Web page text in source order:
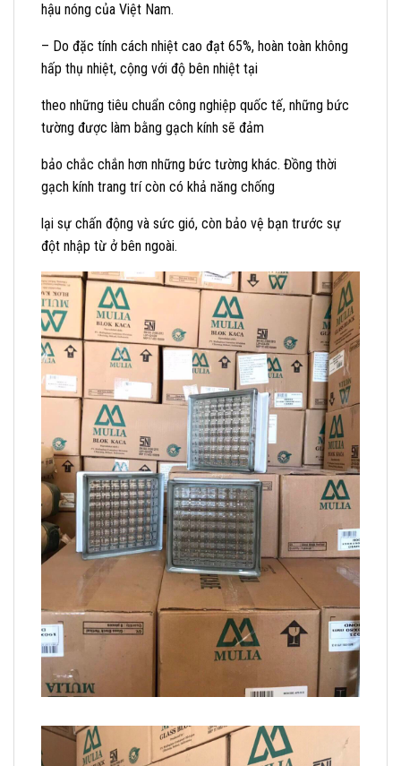
hậu nóng của Việt Nam.
– Do đặc tính cách nhiệt cao đạt 65%, hoàn toàn không
hấp thụ nhiệt, cộng với độ bên nhiệt tại
theo những tiêu chuẩn công nghiệp quốc tế, những bức
tường được làm bằng gạch kính sẽ đảm
bảo chắc chắn hơn những bức tường khác. Đồng thời
gạch kính trang trí còn có khả năng chống
lại sự chấn động và sức gió, còn bảo vệ bạn trước sự
đột nhập từ ở bên ngoài.